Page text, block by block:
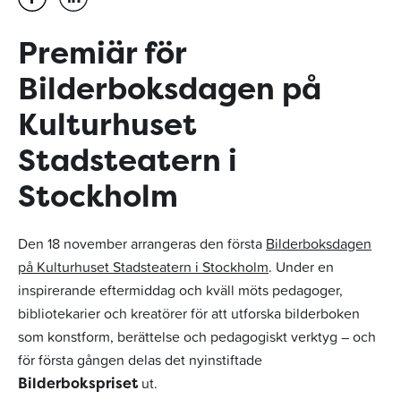
Premiär för
Bilderboksdagen på
Kulturhuset
Stadsteatern i
Stockholm
Den 18 november arrangeras den första Bilderboksdagen
på Kulturhuset Stadsteatern i Stockholm. Under en
inspirerande eftermiddag och kväll möts pedagoger,
bibliotekarier och kreatörer för att utforska bilderboken
som konstform, berättelse och pedagogiskt verktyg – och
för första gången delas det nyinstiftade
Bilderboksprisetut.